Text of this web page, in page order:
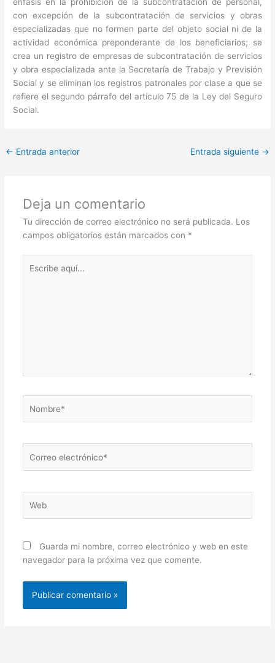
con excepción de la subcontratación de servicios y obras
especializadas que no formen parte del objeto social ni de la
actividad económica preponderante de los beneficiarios; se
crea un registro de empresas de subcontratación de servicios
y obra especializada ante la Secretaría de Trabajo y Previsión
Social y se eliminan los registros patronales por clase a que se
refiere el segundo párrafo del artículo 75 de la Ley del Seguro
Social.
← Entrada anterior Entrada siguiente →
Deja un comentario
Tu dirección de correo electrónico no será publicada. Los
campos obligatorios están marcados con *
aquí...
electrónico*
Guarda mi nombre, correo electrónico y web en este
navegador para la próxima vez que comente.